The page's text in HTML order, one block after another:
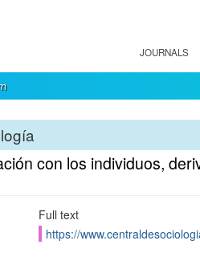
JOURNALS
con los individuos,
Full text
https://